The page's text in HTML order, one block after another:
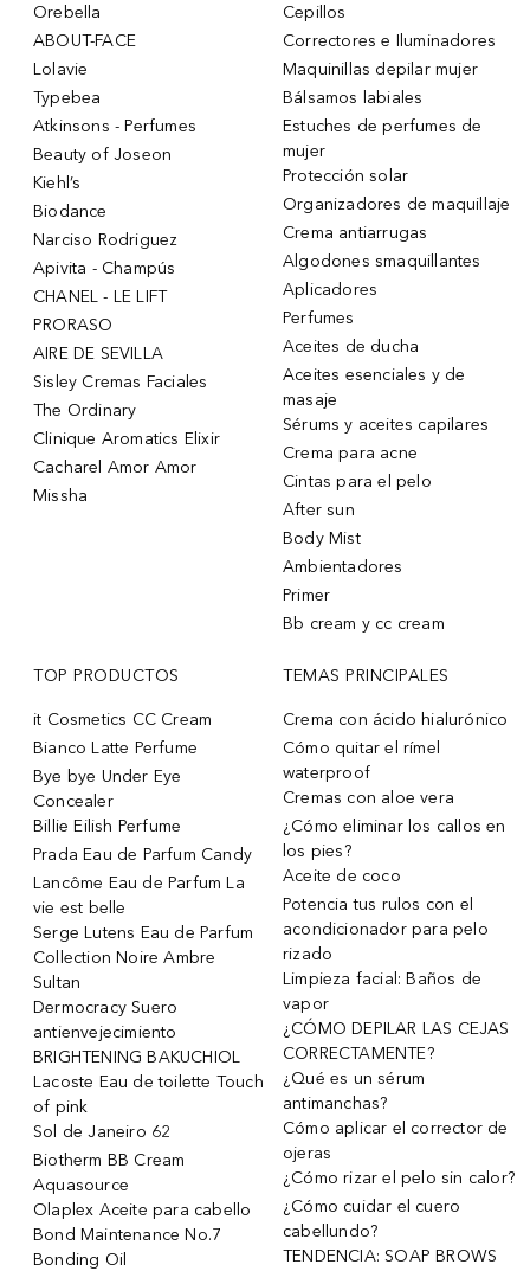
Orebella
ABOUT-FACE
Lolavie
Typebea
Atkinsons - Perfumes
Beauty of Joseon
Kiehl’s
Biodance
Narciso Rodriguez
Apivita - Champús
CHANEL - LE LIFT
PRORASO
AIRE DE SEVILLA
Sisley Cremas Faciales
The Ordinary
Clinique Aromatics Elixir
Cacharel Amor Amor
Missha
Cepillos
Correctores e Iluminadores
Maquinillas depilar mujer
Bálsamos labiales
Estuches de perfumes de
mujer
Protección solar
Organizadores de maquillaje
Crema antiarrugas
Algodones smaquillantes
Aplicadores
Perfumes
Aceites de ducha
Aceites esenciales y de
masaje
Sérums y aceites capilares
Crema para acne
Cintas para el pelo
After sun
Body Mist
Ambientadores
Primer
Bb cream y cc cream
TOP PRODUCTOS
it Cosmetics CC Cream
Bianco Latte Perfume
Bye bye Under Eye
Concealer
Billie Eilish Perfume
Prada Eau de Parfum Candy
Lancôme Eau de Parfum La
vie est belle
Serge Lutens Eau de Parfum
Collection Noire Ambre
Sultan
Dermocracy Suero
antienvejecimiento
BRIGHTENING BAKUCHIOL
Lacoste Eau de toilette Touch
of pink
Sol de Janeiro 62
Biotherm BB Cream
Aquasource
Olaplex Aceite para cabello
Bond Maintenance No.7
Bonding Oil
TEMAS PRINCIPALES
Crema con ácido hialurónico
Cómo quitar el rímel
waterproof
Cremas con aloe vera
¿Cómo eliminar los callos en
los pies?
Aceite de coco
Potencia tus rulos con el
acondicionador para pelo
rizado
Limpieza facial: Baños de
vapor
¿CÓMO DEPILAR LAS CEJAS
CORRECTAMENTE?
¿Qué es un sérum
antimanchas?
Cómo aplicar el corrector de
ojeras
¿Cómo rizar el pelo sin calor?
¿Cómo cuidar el cuero
cabellundo?
TENDENCIA: SOAP BROWS